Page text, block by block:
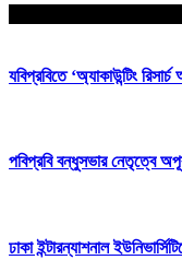
যবিপ্রবিতে ‘অ্যাকাউন্টিং
পবিপ্রবি বন্ধুসভার নেতৃত্বে
ঢাকা ইন্টারন্যাশনাল